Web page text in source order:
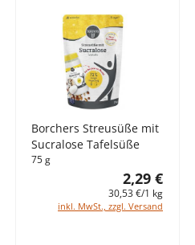
Borchers Streusüße mit
Sucralose Tafelsüße
75 g
2,29 €
30,53 €/1 kg
inkl. MwSt., zzgl. Versand